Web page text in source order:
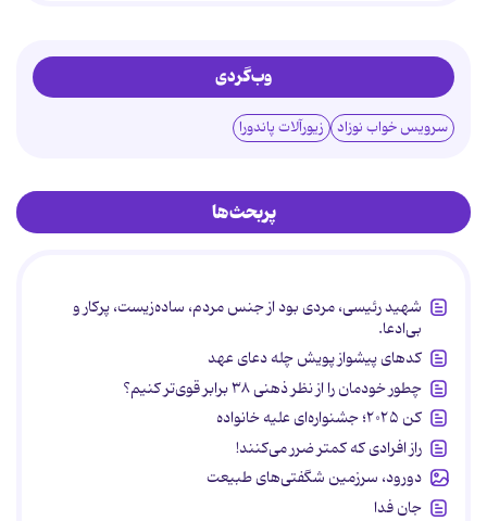
وب‌گردی
سرویس خواب نوزاد زیورآلات پاندورا
پربحث‌ها
شهید رئیسی، مردی بود از جنس مردم، ساده‌زیست، پرکار و
بی‌ادعا.
کدهای پیشواز پویش چله دعای عهد
چطور خودمان را از نظر ذهنی ۳۸ برابر قوی‌تر کنیم؟
کن ۲۰۲۵؛ جشنواره‌ای علیه خانواده
راز افرادی که کمتر ضرر می‌کنند!
دورود، سرزمین شگفتی‌های طبیعت
جان فدا